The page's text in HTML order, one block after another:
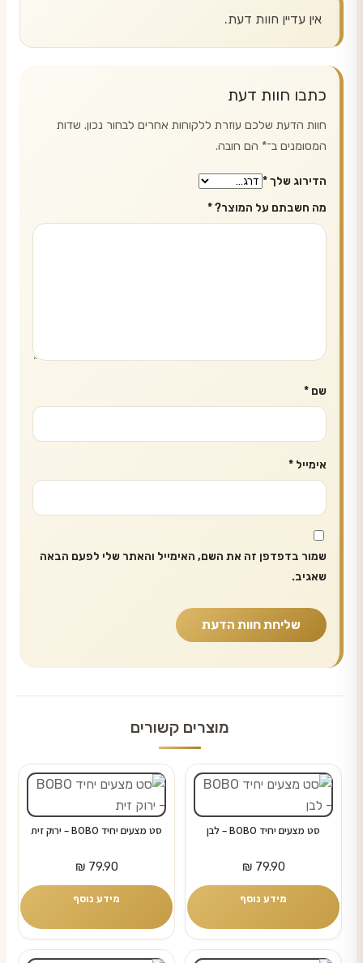
אין עדיין חוות דעת.
כתבו חוות דעת
חוות הדעת שלכם עוזרת ללקוחות אחרים לבחור נכון. שדות
המסומנים ב־* הם חובה.
הדירוג שלך*
מה חשבתם על המוצר?*
שם *
אימייל *
שמור בדפדפן זה את השם, האימייל והאתר שלי לפעם הבאה
שאגיב.
מוצרים קשורים
סט מצעים יחיד BOBO – לבן
₪79.90
מידע נוסף
סט מצעים יחיד BOBO – ירוק זית
₪79.90
מידע נוסף